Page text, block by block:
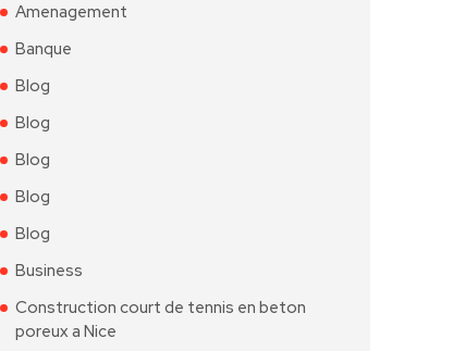
Amenagement
Banque
Blog
Blog
Blog
Blog
Blog
Business
Construction court de tennis en beton
poreux a Nice